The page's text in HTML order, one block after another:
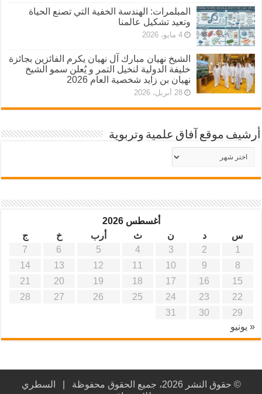
المبلمرات: الهندسة الخفية التي تصنع الحياة
وتعيد تشكيل عالمنا
4 مايو، 2026
الشيخ نهيان مبارك آل نهيان يكرم الفائزين بجائزة
خليفة الدولية لنخيل التمر و يُعلن سمو الشيخ
نهيان بن زايد شخصية العام 2026
28 أبريل، 2026
أرشيف موقع آفاق علمية وتربوية
أرشيف
موقع
أغسطس 2026
س
د ن ث أرب خ
ج
1
2
3
4
5
6
7
8
9
10
11
12
13
14
15
16
17
18
19
20
21
22
23
24
25
26
27
28
29
30
31
« يونيو
© حقوق النشر 2026، جميع الحقوق محفوظة |
السطري